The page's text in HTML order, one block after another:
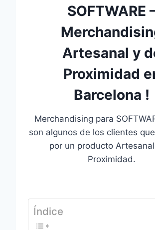
SOFTWARE
Artesanal y
Proximidad
Barcelona !
Merchandising para
son algunos de los clientes
por un producto
Proximidad.
Índice